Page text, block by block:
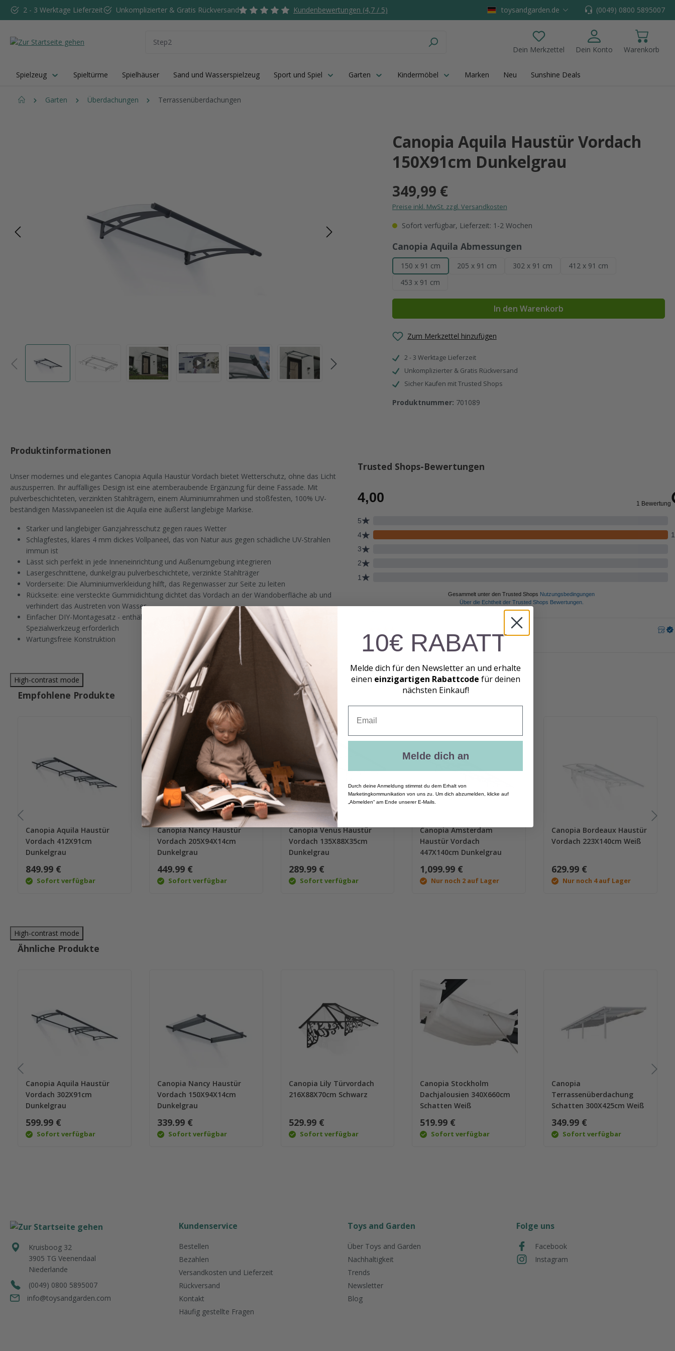
Hauptinhalt springen
Zur Suche springen
Zur Hauptnavigation springen
2 - 3 Werktage Lieferzeit Unkomplizierter & Gratis Rückversand Kundenbewertungen (4,7 / 5) toysandgarden.de (0049) 0800 5895007
Dein Merkzettel
Dein Konto Warenkorb
Spielzeug Spieltürme Spielhäuser Sand und Wasserspielzeug Sport und Spiel Garten Kindermöbel Marken Neu Sunshine Deals
Garten Überdachungen Terrassenüberdachungen
Canopia Aquila Haustür Vordach
150X91cm Dunkelgrau
349,99 €
Preise inkl. MwSt. zzgl. Versandkosten
Sofort verfügbar, Lieferzeit: 1-2 Wochen
Canopia Aquila Abmessungenauswählen
150 x 91 cm 205 x 91 cm 302 x 91 cm
412 x 91 cm
453 x 91 cm
In den Warenkorb
Zum Merkzettel hinzufügen
2 - 3 Werktage Lieferzeit
Unkomplizierter & Gratis Rückversand
Sicher Kaufen mit Trusted Shops
Produktnummer: 701089
Produktinformationen
Unser modernes und elegantes Canopia Aquila Haustür Vordach bietet Wetterschutz, ohne das Licht
auszusperren. Ihr auffälliges Design ist eine atemberaubende Ergänzung für deine Fassade. Mit
pulverbeschichteten, verzinkten Stahlträgern, einem Aluminiumrahmen und stoßfesten, 100% UV-
beständigen Massivpaneelen ist die Aquila eine äußerst langlebige Markise.
Starker und langlebiger Ganzjahresschutz gegen raues Wetter
Schlagfestes, klares 4 mm dickes Vollpaneel, das von Natur aus gegen schädliche UV-Strahlen
immun ist
Lässt sich perfekt in jede Inneneinrichtung und Außenumgebung integrieren
Lasergeschnittene, dunkelgrau pulverbeschichtete, verzinkte Stahlträger
Vorderseite: Die Aluminiumverkleidung hilft, das Regenwasser zur Seite zu leiten
Rückseite: eine versteckte Gummidichtung dichtet das Vordach an der Wandoberfläche ab und
verhindert das Austreten von Wasser
Einfacher DIY-Montagesatz - enthält Befestigungselemente für die Montage, kein
Spezialwerkzeug erforderlich
Wartungsfreie Konstruktion
Trusted Shops-Bewertungen
High-contrast mode
Empfohlene Produkte
Canopia Aquila Haustür
Vordach 412X91cm
Dunkelgrau
849.99 €
Sofort verfügbar
Canopia Nancy Haustür
Vordach 205X94X14cm
Dunkelgrau
449.99 €
Sofort verfügbar
Canopia Venus Haustür
Vordach 135X88X35cm
Dunkelgrau
289.99 €
Sofort verfügbar
Canopia Amsterdam
Haustür Vordach
447X140cm Dunkelgrau
1,099.99 €
Nur noch 2 auf Lager
Canopia Bordeaux Haustür
Vordach 223X140cm Weiß
629.99 €
Nur noch 4 auf Lager
High-contrast mode
Ähnliche Produkte
Canopia Aquila Haustür
Vordach 302X91cm
Dunkelgrau
599.99 €
Sofort verfügbar
Canopia Nancy Haustür
Vordach 150X94X14cm
Dunkelgrau
339.99 €
Sofort verfügbar
Canopia Lily Türvordach
216X88X70cm Schwarz
529.99 €
Sofort verfügbar
Canopia Stockholm
Dachjalousien 340X660cm
Schatten Weiß
519.99 €
Sofort verfügbar
Canopia
Terrassenüberdachung
Schatten 300X425cm Weiß
349.99 €
Sofort verfügbar
Kruisboog 32
3905 TG Veenendaal
Niederlande
(0049) 0800 5895007
info@toysandgarden.com
Kundenservice
Bestellen
Bezahlen
Versandkosten und Lieferzeit
Rückversand
Kontakt
Häufig gestellte Fragen
Toys and Garden
Über Toys and Garden
Nachhaltigkeit
Trends
Newsletter
Blog
Folge uns
Facebook
Instagram
10€ RABATT
Melde dich für den Newsletter an und erhalte
einen einzigartigen Rabattcode für deinen
nächsten Einkauf!
Melde dich an
Durch deine Anmeldung stimmst du dem Erhalt von
Marketingkommunikation von uns zu. Um dich abzumelden, klicke auf
„Abmelden“ am Ende unserer E-Mails.